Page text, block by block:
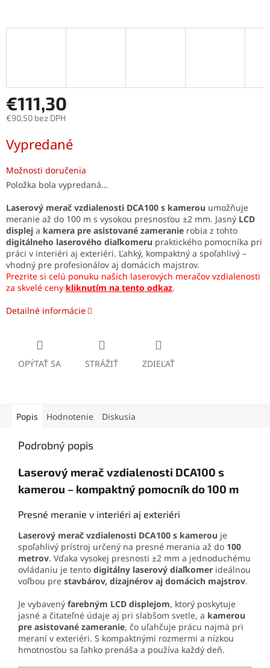
€111,30
€90,50 bez DPH
cena:
Vypredané
Možnosti doručenia
Položka bola vypredaná…
Laserový merač vzdialenosti DCA100 s kamerou umožňuje
meranie až do 100 m s vysokou presnosťou ±2 mm. Jasný LCD
displej a kamera pre asistované zameranie robia z tohto
digitálneho laserového diaľkomeru praktického pomocníka pri
práci v interiéri aj exteriéri. Ľahký, kompaktný a spoľahlivý –
vhodný pre profesionálov aj domácich majstrov.
Prezrite si celú ponuku našich laserových meračov vzdialenosti
za skvelé ceny kliknutím na tento odkaz.
Detailné informácie
OPÝTAŤ SA STRÁŽIŤ ZDIEĽAŤ
Popis Hodnotenie Diskusia
Podrobný popis
Laserový merač vzdialenosti DCA100 s
kamerou – kompaktný pomocník do 100 m
Presné meranie v interiéri aj exteriéri
Laserový merač vzdialenosti DCA100 s kamerou je
spoľahlivý prístroj určený na presné merania až do 100
metrov. Vďaka vysokej presnosti ±2 mm a jednoduchému
ovládaniu je tento digitálny laserový diaľkomer ideálnou
voľbou pre stavbárov, dizajnérov aj domácich majstrov.
Je vybavený farebným LCD displejom, ktorý poskytuje
jasné a čitateľné údaje aj pri slabšom svetle, a kamerou
pre asistované zameranie, čo uľahčuje prácu najmä pri
meraní v exteriéri. S kompaktnými rozmermi a nízkou
hmotnosťou sa ľahko prenáša a používa každý deň.